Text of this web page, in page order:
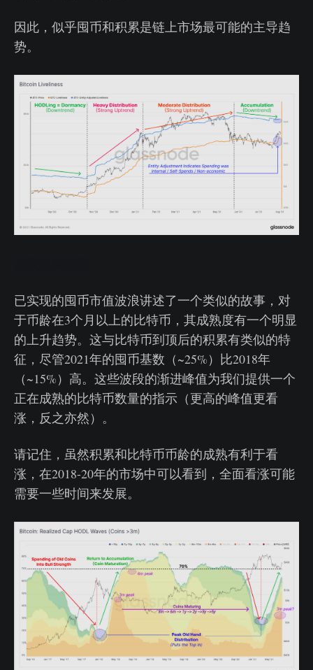
因此，似乎囤币和积累是链上市场最可能的主导趋
势。
已实现的囤币市值波浪讲述了一个类似的故事，对
于币龄在3个月以上的比特币，其成熟度有一个明显
的上升趋势。这与比特币到顶后的积累有类似的特
征，尽管2021年的囤币基数（~25%）比2018年
（~15%）高。这些波段的渐进峰值为我们提供一个
正在成熟的比特币数量的指示（更高的峰值更看
涨，反之亦然）。
请记住，虽然积累和比特币币龄的成熟有利于看
涨，在2018-20年的市场中可以看到，全面看涨可能
需要一些时间来发展。